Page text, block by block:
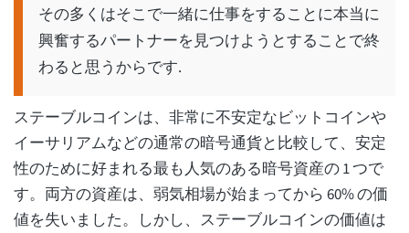
その多くはそこで一緒に仕事をすることに本当に
興奮するパートナーを見つけようとすることで終
わると思うからです.
ステーブルコインは、非常に不安定なビットコインや
イーサリアムなどの通常の暗号通貨と比較して、安定
性のために好まれる最も人気のある暗号資産の 1 つで
す。両方の資産は、弱気相場が始まってから 60% の価
値を失いました。しかし、ステーブルコインの価値は